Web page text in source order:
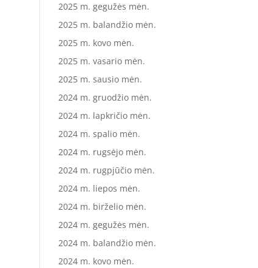
2025 m. gegužės mėn.
2025 m. balandžio mėn.
2025 m. kovo mėn.
2025 m. vasario mėn.
2025 m. sausio mėn.
2024 m. gruodžio mėn.
2024 m. lapkričio mėn.
2024 m. spalio mėn.
2024 m. rugsėjo mėn.
2024 m. rugpjūčio mėn.
2024 m. liepos mėn.
2024 m. birželio mėn.
2024 m. gegužės mėn.
2024 m. balandžio mėn.
2024 m. kovo mėn.